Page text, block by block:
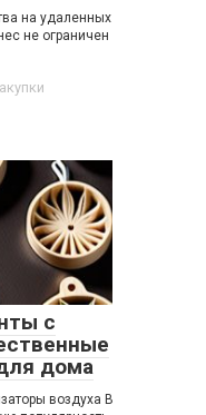
на удаленных
не ограничен
с
дома
воздуха В